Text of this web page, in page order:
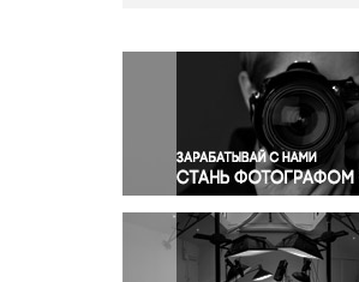
Окружающая среда
Политика
Правосудие
Происшествия и
Религия
Светская жизнь
Спорт
Экология